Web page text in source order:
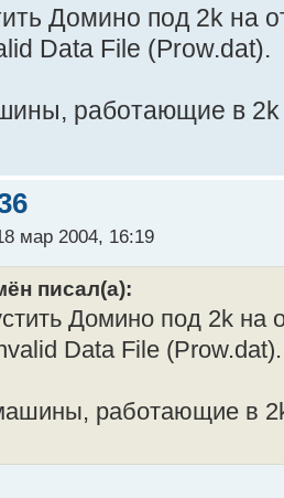
Домино под 2k на
Data File (Prow.dat).
работающие в 2k
мар 2004, 16:19
писал(а):
Домино под 2k на
Data File (Prow.dat).
работающие в